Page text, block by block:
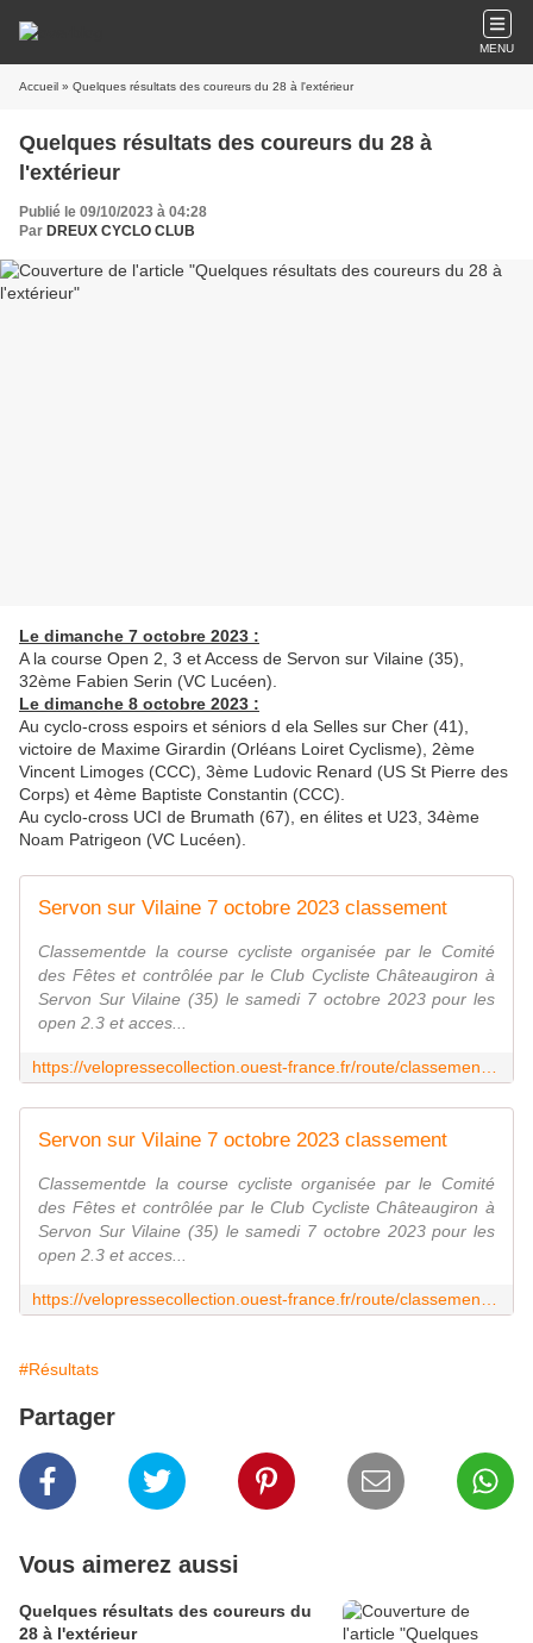
MENU
Accueil » Quelques résultats des coureurs du 28 à l'extérieur
Quelques résultats des coureurs du 28 à
l'extérieur
Publié le 09/10/2023 à 04:28
Par DREUX CYCLO CLUB
Le dimanche 7 octobre 2023 :
A la course Open 2, 3 et Access de Servon sur Vilaine (35),
32ème Fabien Serin (VC Lucéen).
Le dimanche 8 octobre 2023 :
Au cyclo-cross espoirs et séniors d ela Selles sur Cher (41),
victoire de Maxime Girardin (Orléans Loiret Cyclisme), 2ème
Vincent Limoges (CCC), 3ème Ludovic Renard (US St Pierre des
Corps) et 4ème Baptiste Constantin (CCC).
Au cyclo-cross UCI de Brumath (67), en élites et U23, 34ème
Noam Patrigeon (VC Lucéen).
Servon sur Vilaine 7 octobre 2023 classement
Classementde la course cycliste organisée par le Comité
des Fêtes et contrôlée par le Club Cycliste Châteaugiron à
Servon Sur Vilaine (35) le samedi 7 octobre 2023 pour les
open 2.3 et acces...
Servon sur Vilaine 7 octobre 2023 classement
Classementde la course cycliste organisée par le Comité
des Fêtes et contrôlée par le Club Cycliste Châteaugiron à
Servon Sur Vilaine (35) le samedi 7 octobre 2023 pour les
open 2.3 et acces...
#Résultats
Partager
Vous aimerez aussi
Quelques résultats des coureurs du
28 à l'extérieur